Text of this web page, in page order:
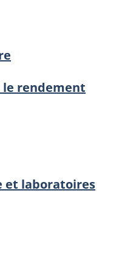
rendement
et laboratoires